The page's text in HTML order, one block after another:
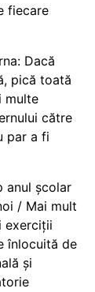
fiecare
Dacă
pică toată
multe
către
par a fi
anul școlar
/ Mai mult
exerciții
înlocuită de
și